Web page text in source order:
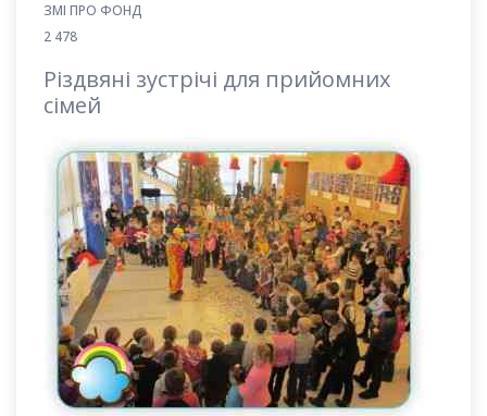
ЗМІ ПРО ФОНД
2 478
Різдвяні зустрічі для прийомних
сімей